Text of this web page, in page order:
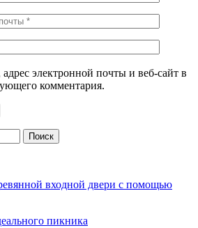
электронной почты и веб-сайт в
комментария.
входной двери с помощью
пикника